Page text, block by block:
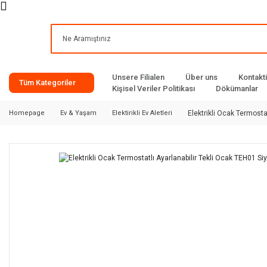
Tüm Kategoriler
Unsere Filialen Über uns
Kişisel Veriler Politikası
Dökümanlar
Homepage Ev & Yaşam Elektirikli Ev Aletleri Elektrikli Ocak